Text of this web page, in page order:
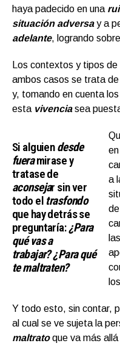
haya padecido en una
situación adversay a
adelante, logrando
Los contextos y tipos
ambos casos se trata de
y, tomando en cuenta
esta vivenciasea
Si alguiendesde
fueramirase y
tratase de
aconsejar sin ver
todo el trasfondo
que hay detrás se
preguntaría:¿Para
qué vas a
trabajar?¿Para qué
te maltraten?
a
Y todo esto, sin contar,
al cual se ve sujeta la
maltrato que va más